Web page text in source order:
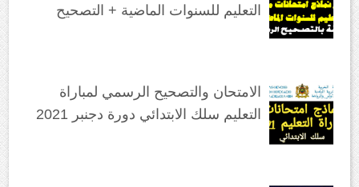
التعليم للسنوات الماضية + التصحيح
الامتحان والتصحيح الرسمي لمباراة
التعليم سلك الابتدائي دورة دجنبر 2021